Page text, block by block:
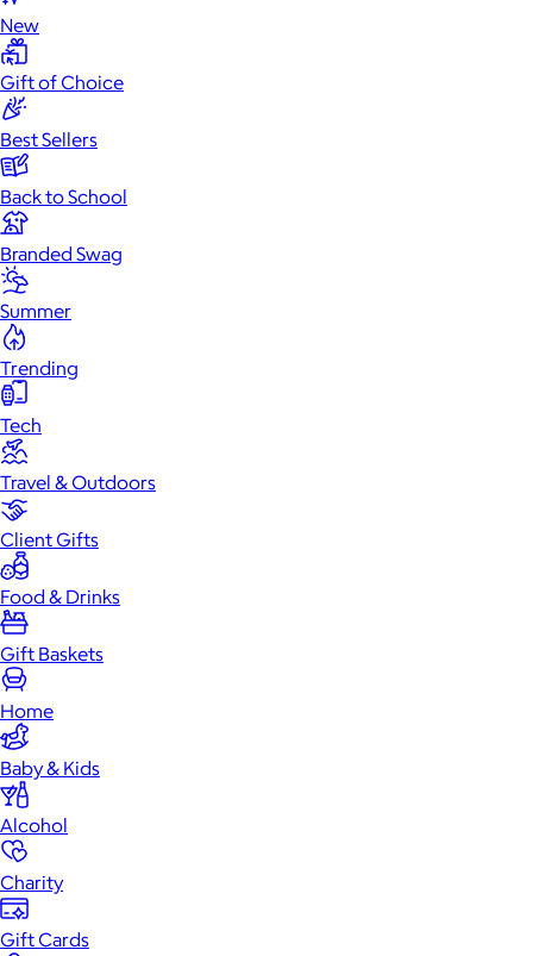
New
Gift of Choice
Best Sellers
Back to School
Branded Swag
Summer
Trending
Tech
Travel & Outdoors
Client Gifts
Food & Drinks
Gift Baskets
Home
Baby & Kids
Alcohol
Charity
Gift Cards